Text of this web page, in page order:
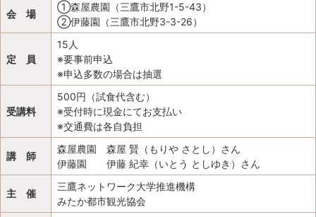
会 場
①森屋農園（三鷹市北野1-5-43）
②伊藤園（三鷹市北野3-3-26）
定 員
15人
※要事前申込
※申込多数の場合は抽選
受講料
500円（試食代含む）
※受付時に現金にてお支払い
※交通費は各自負担
講 師
森屋農園 森屋 賢（もりや さとし）さん
伊藤園 伊藤 紀幸（いとう としゆき）さん
主 催
三鷹ネットワーク大学推進機構
みたか都市観光協会